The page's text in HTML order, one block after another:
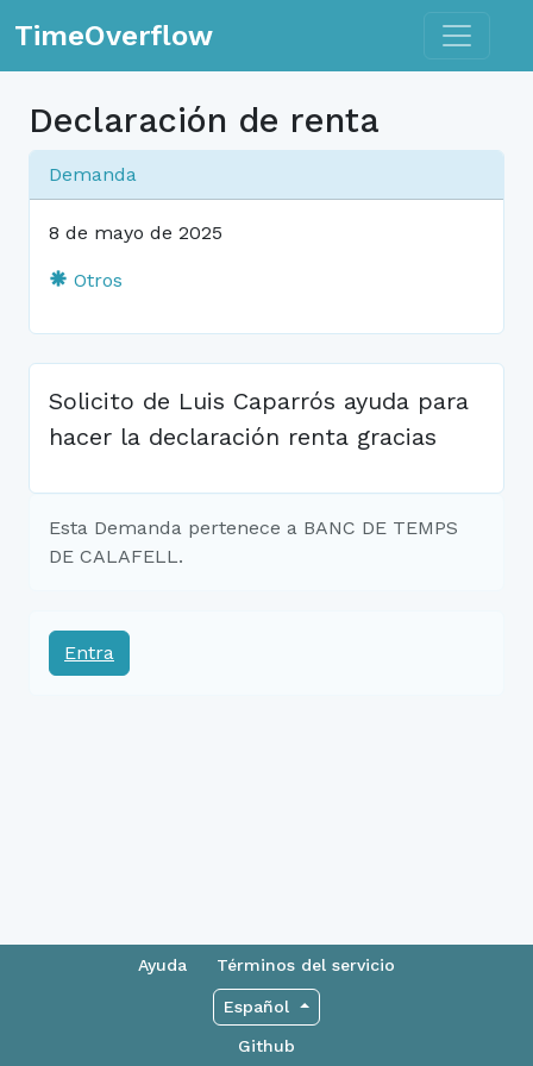
TimeOverflow Toggle
Declaración de renta
Demanda
8 de mayo de 2025
Otros
Solicito de Luis Caparrós ayuda para
hacer la declaración renta gracias
Esta Demanda pertenece a BANC DE TEMPS
DE CALAFELL.
Entra
Ayuda Términos del servicio
Español
Github